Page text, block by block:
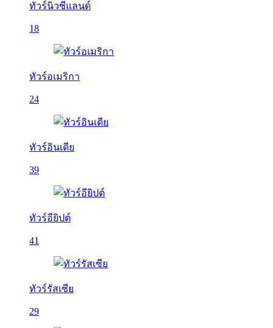
ทัวร์นิวซีแลนด์
18
ทัวร์อเมริกา
24
ทัวร์อินเดีย
39
ทัวร์อียิปต์
41
ทัวร์รัสเซีย
29